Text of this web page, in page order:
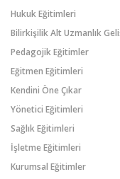
Hukuk Eğitimleri
Bilirkişilik Alt Uzmanlık
Pedagojik Eğitimler
Eğitmen Eğitimleri
Kendini Öne Çıkar
Yönetici Eğitimleri
Sağlık Eğitimleri
İşletme Eğitimleri
Kurumsal Eğitimler